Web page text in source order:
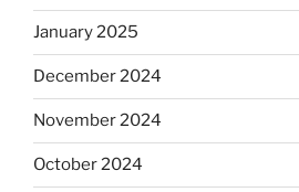
January 2025
December 2024
November 2024
October 2024